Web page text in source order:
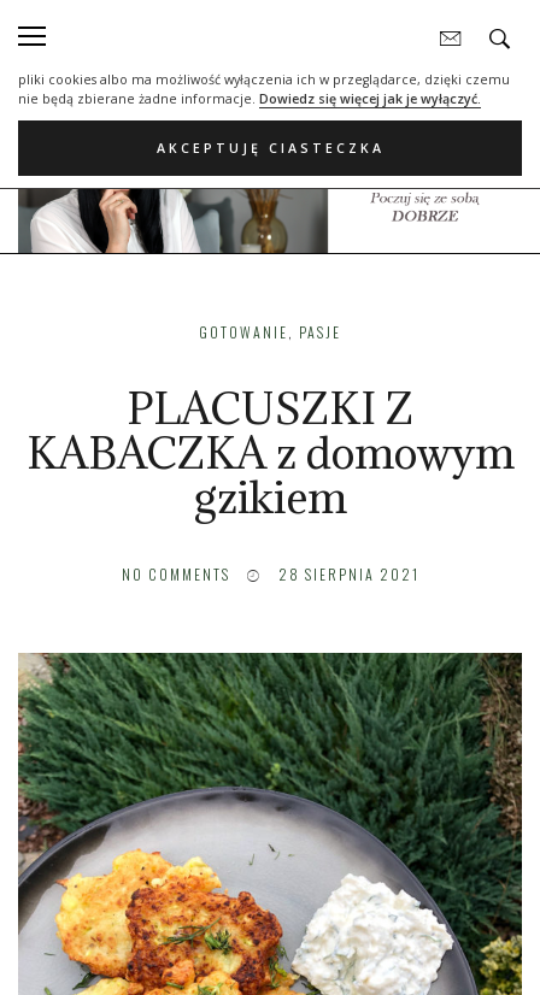
statystycznych, reklamowych oraz funkcjonalnych. Dzięki nim możemy
pliki cookies albo ma możliwość wyłączenia ich w przeglądarce, dzięki czemu
nie będą zbierane żadne informacje. Dowiedz się więcej jak je wyłączyć.
AKCEPTUJĘ CIASTECZKA
GOTOWANIE, PASJE
PLACUSZKI Z
KABACZKA z domowym
gzikiem
NO COMMENTS 28 SIERPNIA 2021